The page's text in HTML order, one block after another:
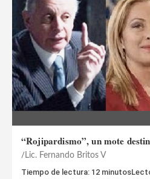
“Rojipardismo”, un mote
Lic. Fernando Britos V
Tiempo de lectura: 12